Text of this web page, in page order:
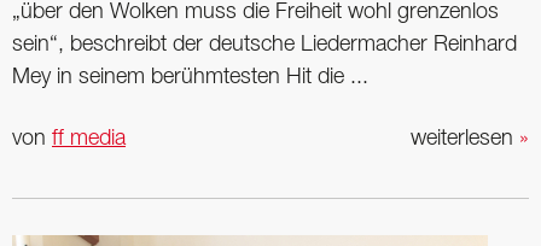
„über den Wolken muss die Freiheit wohl grenzenlos
sein“, beschreibt der deutsche Liedermacher Reinhard
Mey in seinem berühmtesten Hit die ...
weiterlesen »
von ff media